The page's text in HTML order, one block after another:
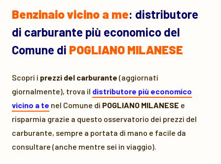
Benzinaio vicino a me: distributore
di carburante più economico del
Comune di POGLIANO MILANESE
Scopri i prezzi del carburante (aggiornati
giornalmente), trova il distributore più economico
vicino a te nel Comune di POGLIANO MILANESE e
risparmia grazie a questo osservatorio dei prezzi del
carburante, sempre a portata di mano e facile da
consultare (anche mentre sei in viaggio).